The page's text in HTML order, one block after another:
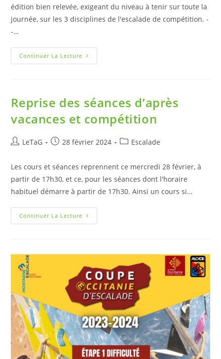
édition bien relevée, exigeant du niveau à tenir sur toute la
journée, sur les 3 disciplines de l'escalade de compétition. -
-…
Continuer La Lecture
Reprise des séances d’après
vacances et compétition
LeTaG 28 février 2024 Escalade
Les cours et séances reprennent ce mercredi 28 février, à
partir de 17h30, et ce, pour les séances dont l'horaire
habituel démarre à partir de 17h30. Ainsi un cours si…
Continuer La Lecture